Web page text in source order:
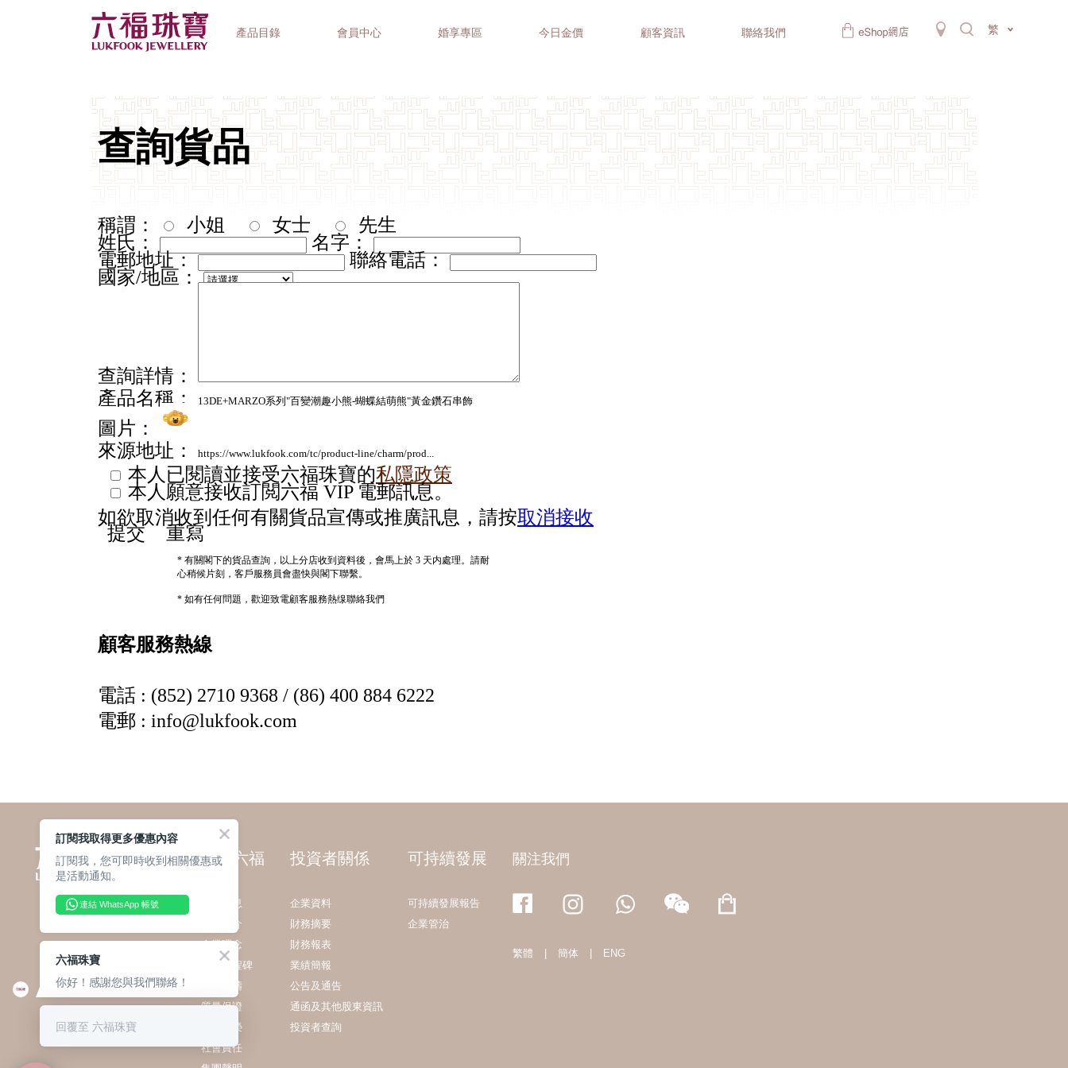
產品目錄 會員中心 婚享專區 今日金價 顧客資訊 聯絡我們 繁
鐘錶品牌 精選禮品
關於六福
最新消息
集團簡介
企業理念
發展里程碑
業務範疇
質量保證
獎項殊榮
社會責任
投資者關係
企業資料
財務摘要
財務報表
業績簡報
公告及通告
通函及其他股東資訊
投資者查詢
可持續發展
可持續發展報告
企業管治
關注我們
繁體 簡体 ENG
訂閱我取得更多優惠內容
訂閱我，您可即時收到相關優惠或
是活動通知。
連結 WhatsApp 帳號
六福珠寶
你好！感謝您與我們聯絡！
回覆至 六福珠寶